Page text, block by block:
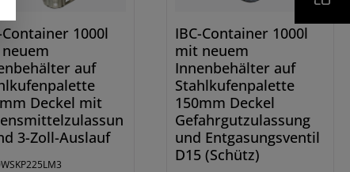
Container 1000l
auf
Deckel mit
3-Zoll-Auslauf
IBC-Container 1000l
mit neuem
Innenbehälter auf
Stahlkufenpalette
150mm Deckel
Gefahrgutzulassung
und Entgasungsventil
D15 (Schütz)